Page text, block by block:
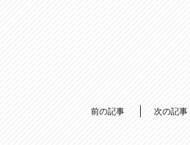
前の記事 次の記事